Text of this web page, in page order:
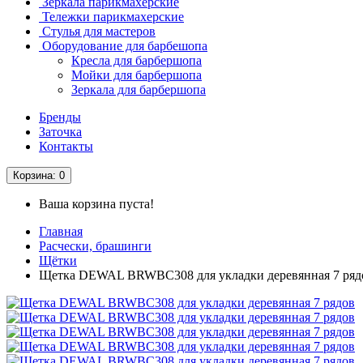
Тележки парикмахерские
Стулья для мастеров
Оборудование для барбешопа
Кресла для барбершопа
Мойки для барбершопа
Зеркала для барбершопа
Бренды
Заточка
Контакты
Корзина: 0
Ваша корзина пуста!
Главная
Расчески, брашинги
Щётки
Щетка DEWAL BRWBC308 для укладки деревянная 7